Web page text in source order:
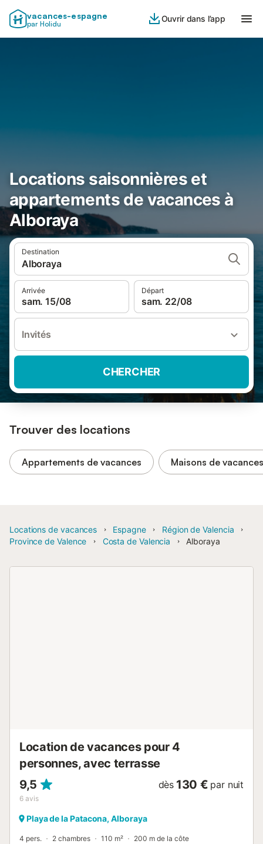
vacances-espagne
par Holidu
Ouvrir dans l’app
Locations saisonnières et
appartements de vacances à
Alboraya
Destination
Alboraya
Arrivée
sam. 15/08
Départ
sam. 22/08
Invités
CHERCHER
Trouver des locations
Appartements de vacances Maisons de vacances
Locations de vacances Espagne
Région de Valencia
Province de Valence
Costa de Valencia Alboraya
Location de vacances pour 4
personnes, avec terrasse
9,5
6 avis
dès 130 € par nuit
Playa de la Patacona, Alboraya
4 pers. 2 chambres 110 m² 200 m de la côte